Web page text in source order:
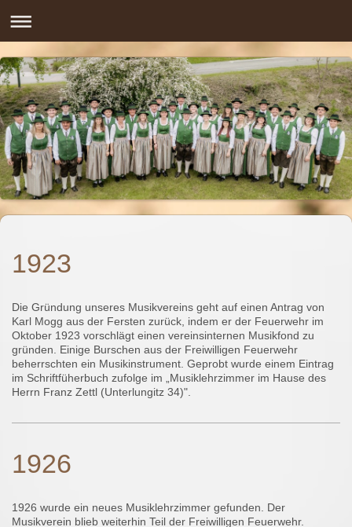
1923
Die Gründung unseres Musikvereins geht auf einen Antrag von
Karl Mogg aus der Fersten zurück, indem er der Feuerwehr im
Oktober 1923 vorschlägt einen vereinsinternen Musikfond zu
gründen. Einige Burschen aus der Freiwilligen Feuerwehr
beherrschten ein Musikinstrument. Geprobt wurde einem Eintrag
im Schriftfüherbuch zufolge im „Musiklehrzimmer im Hause des
Herrn Franz Zettl (Unterlungitz 34)".
1926
1926 wurde ein neues Musiklehrzimmer gefunden. Der
Musikverein blieb weiterhin Teil der Freiwilligen Feuerwehr.